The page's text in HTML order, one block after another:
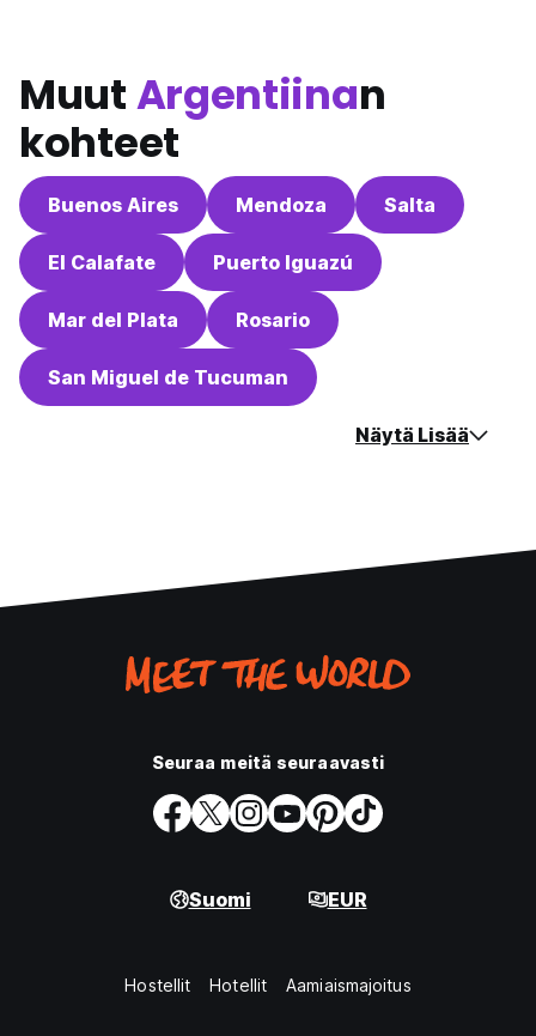
MuutArgentiinan
kohteet
Buenos Aires Mendoza Salta
El Calafate Puerto Iguazú
Mar del Plata Rosario
San Miguel de Tucuman
Näytä Lisää
Seuraa meitä seuraavasti
Suomi EUR
Hostellit Hotellit Aamiaismajoitus